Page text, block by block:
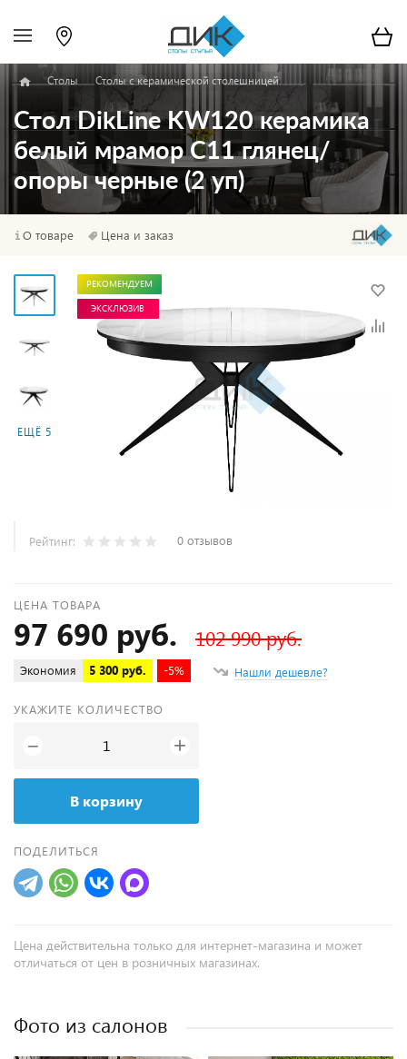
Столы Столы с керамической столешницей
Стол DikLine KW120 керамика
белый мрамор C11 глянец/
опоры черные (2 уп)
О товаре Цена и заказ
ЕЩЁ 5
РЕКОМЕНДУЕМ
ЭКСКЛЮЗИВ
Рейтинг: 0 отзывов
ЦЕНА ТОВАРА
97 690 руб. 102 990 руб.
Экономия 5 300 руб. -5% Нашли дешевле?
УКАЖИТЕ КОЛИЧЕСТВО
− +
В корзину
ПОДЕЛИТЬСЯ
Цена действительна только для интернет-магазина и может
отличаться от цен в розничных магазинах.
Фото из салонов